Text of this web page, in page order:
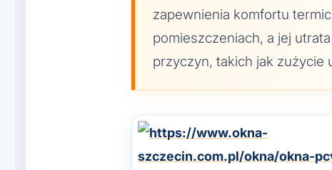
zapewnienia komfortu
pomieszczeniach, a jej
przyczyn, takich jak zużycie